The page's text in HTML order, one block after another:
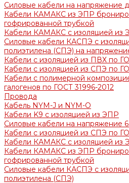
Силовые кабели на напряжение
Кабели КАМАКС из ЭПР
гофрированной трубкой
Кабели КАМАКС с изоляцией из
Силовые кабели КАСПЭ с
полиэтилена (СПЭ) на
Кабели с изоляцией из ПВХ по
Кабели с изоляцией из СПЭ по
Кабели с полимерной
галогенов по ГОСТ 31996-2012
Провода
Кабель NYM-J и NYM-O
Кабели K9 с изоляцией из ЭПР
Силовые кабели на напряжение
Кабели с изоляцией из СПЭ по
Кабели КАМАКС с изоляцией из
Кабели КАМАКС из ЭПР
гофрированной трубкой
Силовые кабели КАСПЭ с
полиэтилена (СПЭ)